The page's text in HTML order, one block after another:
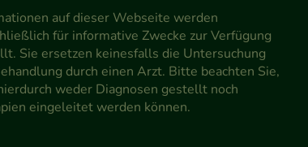
auf dieser Webseite werden
für informative Zwecke zur Verfügung
Sie ersetzen keinesfalls die Untersuchung
durch einen Arzt. Bitte beachten Sie,
weder Diagnosen gestellt noch
eingeleitet werden können.